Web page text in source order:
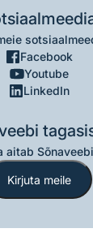
Facebook
Youtube
LinkedIn
aitab
Kirjuta meile